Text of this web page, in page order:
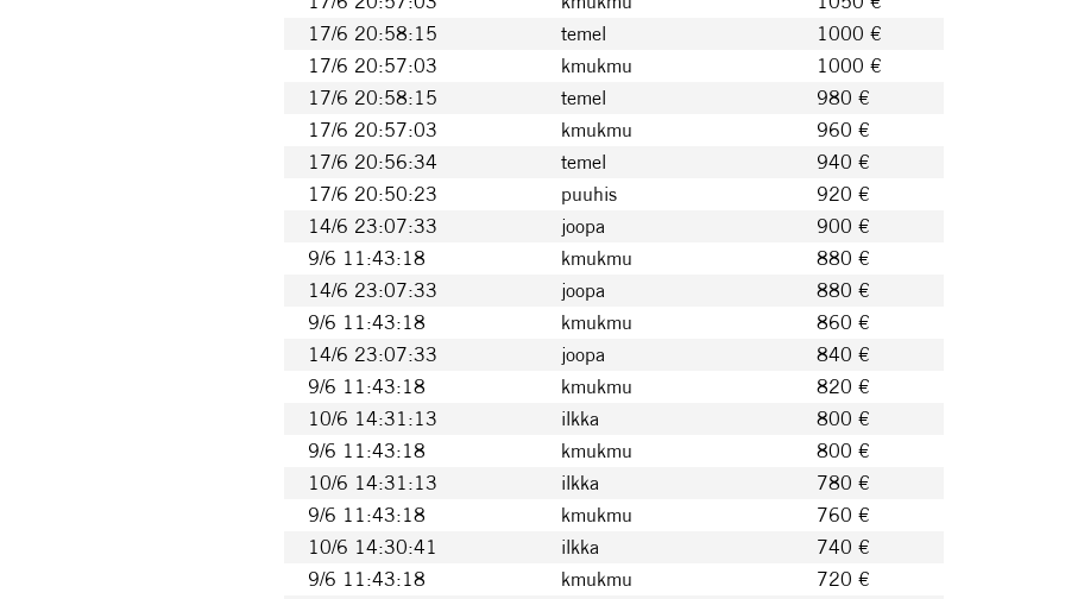
17/6 20:58:15
temel
1000 €
17/6 20:57:03
kmukmu
1000 €
17/6 20:58:15
temel
980 €
17/6 20:57:03
kmukmu
960 €
17/6 20:56:34
temel
940 €
17/6 20:50:23
puuhis
920 €
14/6 23:07:33
joopa
900 €
9/6 11:43:18
kmukmu
880 €
14/6 23:07:33
joopa
880 €
9/6 11:43:18
kmukmu
860 €
14/6 23:07:33
joopa
840 €
9/6 11:43:18
kmukmu
820 €
10/6 14:31:13
ilkka
800 €
9/6 11:43:18
kmukmu
800 €
10/6 14:31:13
ilkka
780 €
9/6 11:43:18
kmukmu
760 €
10/6 14:30:41
ilkka
740 €
9/6 11:43:18
kmukmu
720 €